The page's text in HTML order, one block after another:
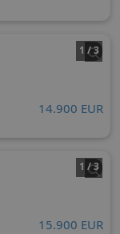
1 / 3
14.900 EUR
1 / 3
15.900 EUR